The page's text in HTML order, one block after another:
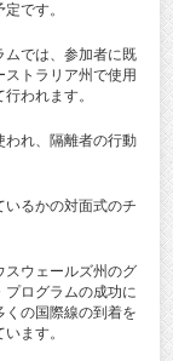
です。
ムでは、参加者に既
トラリア州で使用
われます。
われ、隔離者の行動
いるかの対面式のチ
スウェールズ州のグ
プログラムの成功に
くの国際線の到着を
ます。